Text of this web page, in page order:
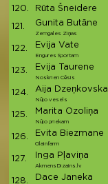
120. Rūta Šneidere
121. Gunita Butāne
Zemgales Ziņas
122. Evija Vate
Engures Sportam
123. Evija Taurene
Noskrien Cēsis
124. Aija Dzeņkovska
Nūjo vesels
125. Marita Ozoliņa
Nūjo priekam
126. Evita Biezmane
Olainfarm
127. Inga Pļaviņa
AkmensDizains.lv
128. Dace Janeka